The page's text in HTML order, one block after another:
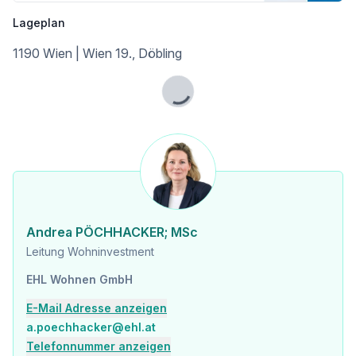
Kaufpreise der Vorsorgewohnungen
von EUR 301.563,- bis EUR 881.842,- netto zzgl. 20% USt.
von ca. EUR 17,50 bis EUR 20,75 netto/m²
Ein detaillierten Überblick finden Sie auf unserer Projekthomepage [https://www.ehl.at/wohnen/wohnprojekte/barawitzkagasse-24-1190-wien]!
Provisionsfrei für den Käufer!
Bei diesem Angebot handelt es sich um eine Vorsorgewohnung, die zu Vermietungszwecken erworben wird. Der angegebene Kaufpreis versteht sich daher zzgl. 20% USt. Diese Daten sind vorbehaltlich möglicher Änderungen.
Lageplan
1190 Wien | Wien 19., Döbling
Lade...
Andrea PÖCHHACKER; MSc
Leitung Wohninvestment
EHL Wohnen GmbH
E-Mail Adresse anzeigen
a.poechhacker@ehl.at
Telefonnummer anzeigen